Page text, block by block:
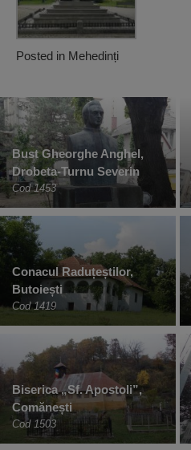
Posted in Mehedinți
Bust Gheorghe Anghel,
Drobeta-Turnu Severin
Cod 1453
Conacul Raduțeștilor,
Butoiești
Cod 1419
Biserica „Sf. Apostoli”,
Comănești
Cod 1503